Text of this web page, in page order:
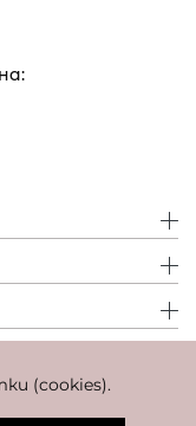
(cookies).